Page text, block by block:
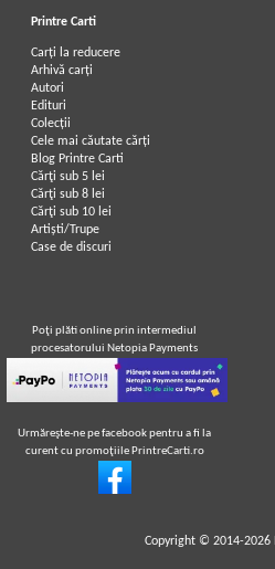
Printre Carti
Carți la reducere
Arhivă carți
Autori
Edituri
Colecții
Cele mai căutate cărți
Blog Printre Carti
Cărţi sub 5 lei
Cărţi sub 8 lei
Cărţi sub 10 lei
Artiști/Trupe
Case de discuri
Poţi plăti online prin intermediul
procesatorului Netopia Payments
Urmăreşte-ne pe facebook pentru a fi la
curent cu promoţiile PrintreCarti.ro
Copyright © 2014-2026